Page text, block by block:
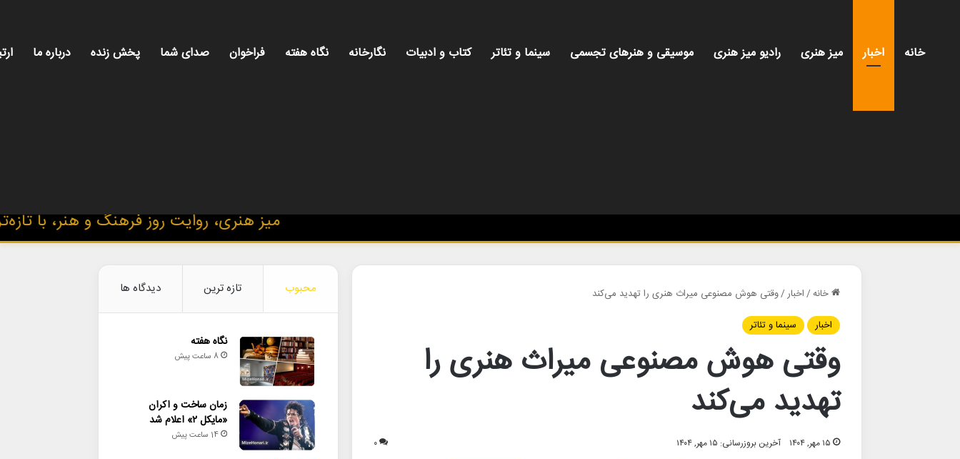
خانه اخبار میز هنری رادیو میز هنری موسیقی و هنرهای تجسمی سینما و تئاتر کتاب و ادبیات نگارخانه نگاه هفته فراخوان صدای شما پخش زنده درباره ما
میز هنری، روایت روز فرهنگ و هنر، با تازه‌ترین
خانه/اخبار/وقتی هوش مصنوعی میراث هنری را تهدید می‌کند
اخبار
سینما و تئاتر
وقتی هوش مصنوعی میراث هنری را
تهدید می‌کند
۱۵ مهر, ۱۴۰۴ آخرین بروزرسانی: ۱۵ مهر, ۱۴۰۴ ۰
محبوب تازه ترین دیدگاه ها
نگاه هفته
8 ساعت پیش
زمان ساخت و اکران
«مایکل ۲» اعلام شد
14 ساعت پیش